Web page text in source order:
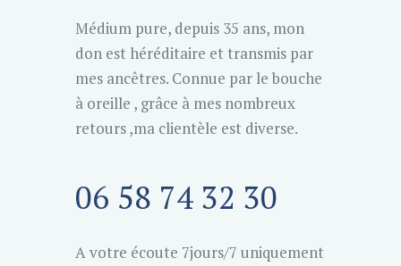
Médium pure, depuis 35 ans, mon
don est héréditaire et transmis par
mes ancêtres. Connue par le bouche
à oreille , grâce à mes nombreux
retours ,ma clientèle est diverse.
06 58 74 32 30
A votre écoute 7jours/7 uniquement